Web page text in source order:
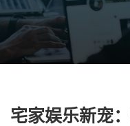
宅家娱乐新宠